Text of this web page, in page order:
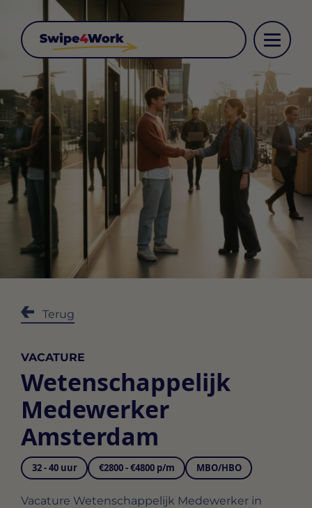
Terug
VACATURE
Wetenschappelijk
Medewerker
Amsterdam
32 - 40 uur €2800 - €4800 p/m MBO/HBO
Vacature Wetenschappelijk Medewerker in